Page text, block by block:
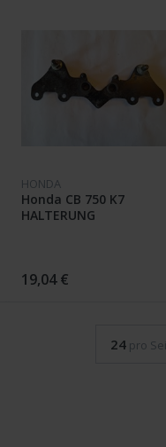
HONDA
Honda CB 750 K7
HALTERUNG
19,04 €
24 pro